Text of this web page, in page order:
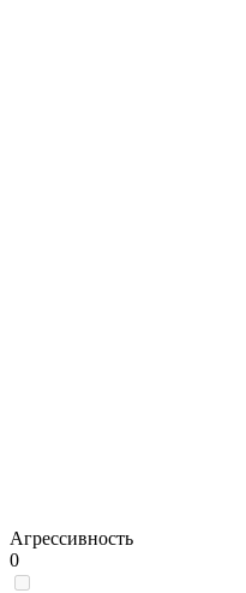
Агрессивность
0